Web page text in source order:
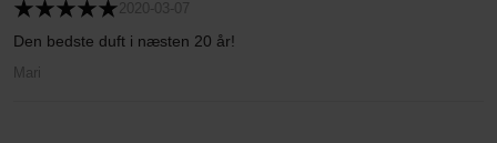
2020-03-07
Den bedste duft i næsten 20 år!
Mari